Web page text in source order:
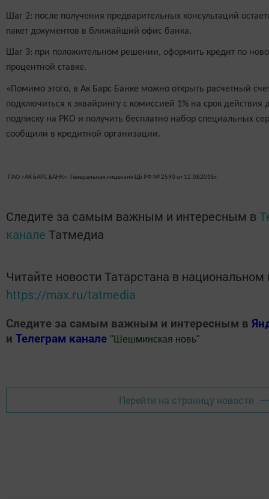
Шаг 2: после получения предварительных консультаций
пакет документов в ближайший офис банка.
Шаг 3: при положительном решении, оформить кредит по
процентной ставке.
«Помимо этого, в Ак Барс Банке можно открыть расчетный
подключиться к эквайрингу с комиссией 1% на срок действия
подписку на РКО и получить бесплатно набор специальных
сообщили в кредитной организации.
ПАО «АК БАРС БАНК». Генеральная лицензия ЦБ РФ № 2590 от 12.082015г.
Следите за самым важным и интересным в
канале Татмедиа
Читайте новости Татарстана в
https://max.ru/tatmedia
Следите за самым важным и интересным в
и Телеграм канале " Шешминская новь"
Перейти на страницу новости